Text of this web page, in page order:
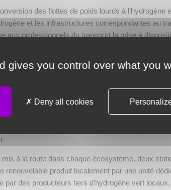
des flottes de poids lourds à l’hydrogène
et les infrastructures correspondantes au
aux professionnels du transport la mise à
ou bas carbone créées afin de contribuer au
de l’industrie et des activités de transport »,
et donneurs d’ordre partenaires
à la route dans chaque écosystème, deux
renouvelable produit localement par une unité
par des producteurs tiers d'hydrogène vert locaux,
gives you control over what you
Deny all cookies